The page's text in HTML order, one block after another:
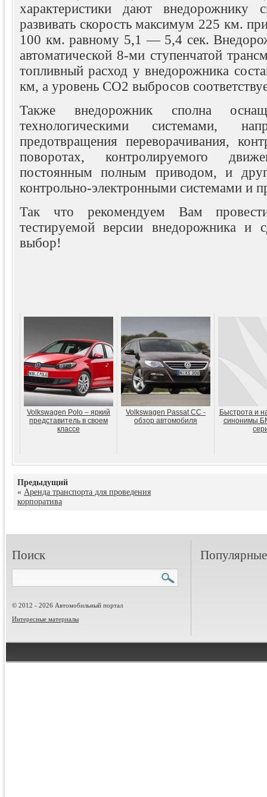
характеристики дают внедорожнику
развивать скорость максимум 225 км.
100 км. равному 5,1 — 5,4 сек.
автоматической 8-ми ступенчатой
топливный расход у внедорожника
км, а уровень CO2 выбросов
Также внедорожник сполна
технологическими системами,
предотвращения переворачивания,
поворотах, контролируемого
постоянным полным приводом, и
контрольно-электронными системами и
Так что рекомендуем Вам
тестируемой версии внедорожника и
выбор!
Volkswagen Polo – яркий
представитель в своем
классе
Volkswagen Passat CC -
обзор автомобиля
Быстрота и
синонимы
Предыдущий
« Аренда транспорта для проведения
корпоратива
Поиск
© 2012 - 2026 Автомобильный портал
Интересные материалы
Популярные